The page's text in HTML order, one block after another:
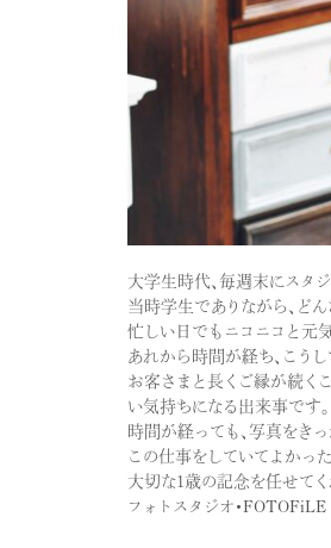
大学生時代、毎週末にスタ
当時学生でありながら、ど
忙しい日でもニコニコと元
あれから時間が経ち、こう
お客さまと長くご縁が続く
い気持ちになる出来事です。
時間が経っても、写真をき
この仕事をしていてよかっ
大切な1歳の記念を任せて
フォトスタジオ・FOTOFiLE